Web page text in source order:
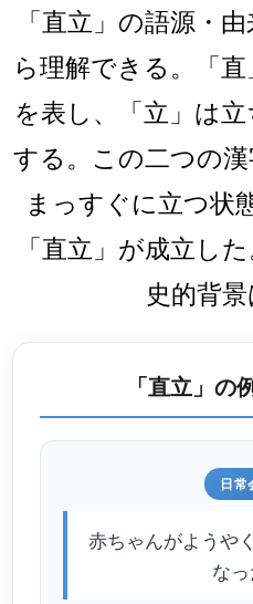
「直立」の語源・
ら理解できる。「
を表し、「立」は
する。この二つの漢
まっすぐに立つ状
「直立」が成立し
史的背景
「直立」の
日常
赤ちゃんがようやく
なっ